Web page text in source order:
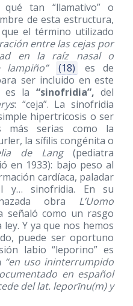
tan “llamativo” o
de esta estructura,
el término utilizado
entre las cejas por
en la raíz nasal o
lampiño”
(18)
es de
ser incluido en este
es la “sinofridia”,del
: “ceja”. La sinofridia
hipertricosis o ser
más serias como la
la sífilis congénita o
de Lang (pediatra
en 1933): bajo peso al
cardíaca, paladar
y… sinofridia. En su
obra L’Uomo
señaló como un rasgo
Y ya que nos hemos
puede ser oportuno
labio “leporino” es
“en uso ininterrumpido
en español
del lat. leporīnu(m) y